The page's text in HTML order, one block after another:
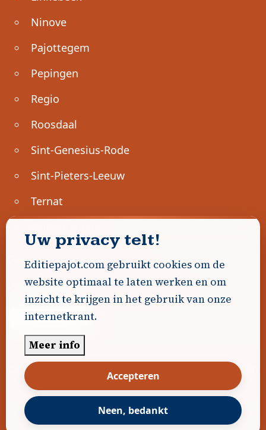
Ninove
Pajottegem
Pepingen
Regio
Roosdaal
Sint-Genesius-Rode
Sint-Pieters-Leeuw
Ternat
Geen advertenties gevonden.
Uw advertentie hier? Contacteer ons!
Word Partner!
© 2026 Editiepajot.com
Algemene voorwaarden
|Disclaimer Privacybeleid Cookiebeleid|
Gerealiseerd doorDavidHosse.net
Uw privacy telt!
Editiepajot.com gebruikt cookies om de
website optimaal te laten werken en om
inzicht te krijgen in het gebruik van onze
internetkrant.
Meer info
Accepteren
Neen, bedankt